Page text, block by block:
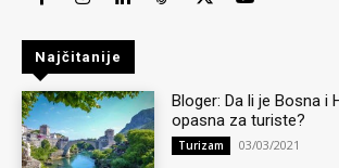
Najčitanije
Bloger: Da li je Bosna i
opasna za turiste?
Turizam 03/03/2021